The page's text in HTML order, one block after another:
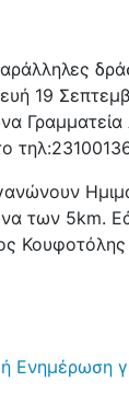
19
Γραμματεία
των 5km.
Ενημέρωση